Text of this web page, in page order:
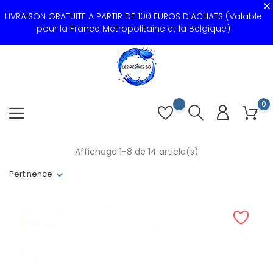
LIVRAISON GRATUITE A PARTIR DE 100 EUROS D'ACHATS (Valable
pour la France Métropolitaine et la Belgique)
0
Pertinence
Affichage 1-8 de 14 article(s)